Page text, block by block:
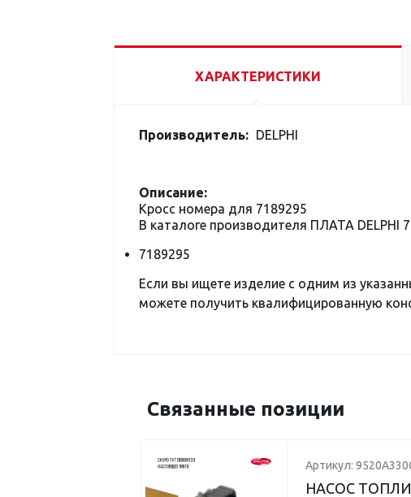
ХАРАКТЕРИСТИКИ
Производитель: DELPHI
Описание:
Кросс номера для 7189295
В каталоге производителя ПЛАТА
7189295
Если вы ищете изделие с одним из
можете получить квалифицированную
Связанные позиции
Артикул:
НАСОС